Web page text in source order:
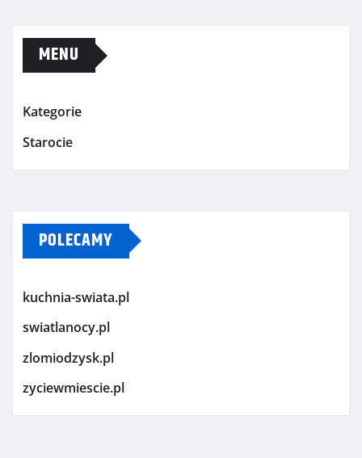
MENU
Kategorie
Starocie
POLECAMY
kuchnia-swiata.pl
swiatlanocy.pl
zlomiodzysk.pl
zyciewmiescie.pl